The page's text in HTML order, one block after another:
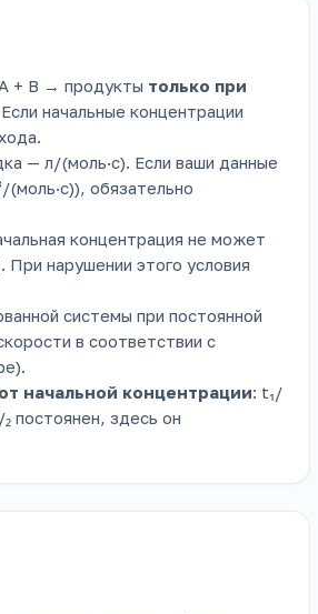
+ B → продукты только при
начальные концентрации
— л/(моль·с). Если ваши данные
обязательно
концентрация не может
При нарушении этого условия
системы при постоянной
в соответствии с
начальной концентрации: t₁/
постоянен, здесь он